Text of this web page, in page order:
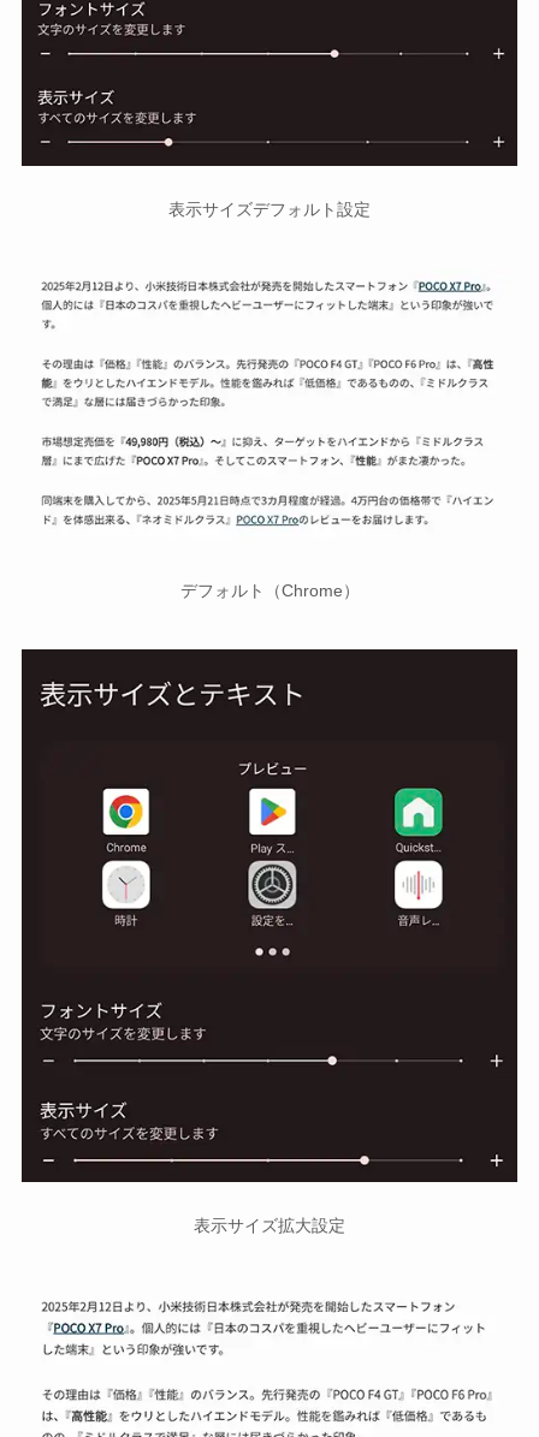
表示サイズデフォルト設定
デフォルト（Chrome）
表示サイズ拡大設定